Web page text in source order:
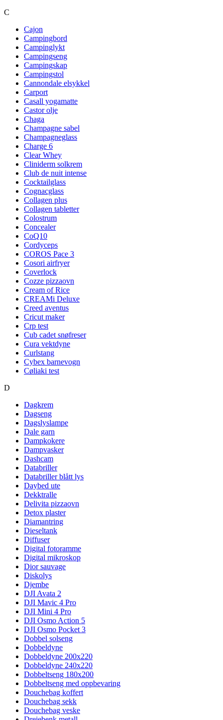
C
Cajon
Campingbord
Campinglykt
Campingseng
Campingskap
Campingstol
Cannondale elsykkel
Carport
Casall yogamatte
Castor olje
Chaga
Champagne sabel
Champagneglass
Charge 6
Clear Whey
Cliniderm solkrem
Club de nuit intense
Cocktailglass
Cognacglass
Collagen plus
Collagen tabletter
Colostrum
Concealer
CoQ10
Cordyceps
COROS Pace 3
Cosori airfryer
Coverlock
Cozze pizzaovn
Cream of Rice
CREAMi Deluxe
Creed aventus
Cricut maker
Crp test
Cub cadet snøfreser
Cura vektdyne
Curlstang
Cybex barnevogn
Cøliaki test
D
Dagkrem
Dagseng
Dagslyslampe
Dale garn
Dampkokere
Dampvasker
Dashcam
Databriller
Databriller blått lys
Daybed ute
Dekktralle
Delivita pizzaovn
Detox plaster
Diamantring
Dieseltank
Diffuser
Digital fotoramme
Digital mikroskop
Dior sauvage
Diskolys
Djembe
DJI Avata 2
DJI Mavic 4 Pro
DJI Mini 4 Pro
DJI Osmo Action 5
DJI Osmo Pocket 3
Dobbel solseng
Dobbeldyne
Dobbeldyne 200x220
Dobbeldyne 240x220
Dobbeltseng 180x200
Dobbeltseng med oppbevaring
Douchebag koffert
Douchebag sekk
Douchebag veske